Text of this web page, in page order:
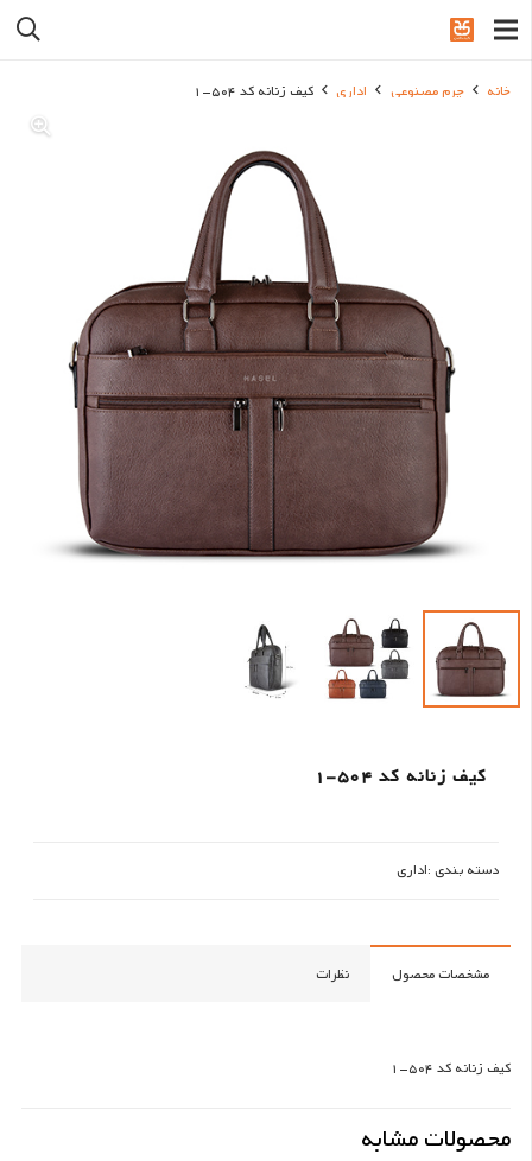
خانه چرم مصنوعی اداری کیف زنانه کد 504-1
کیف زنانه کد 504-1
دسته بندی :اداری
مشخصات محصول نظرات
کیف زنانه کد 504-1
محصولات مشابه